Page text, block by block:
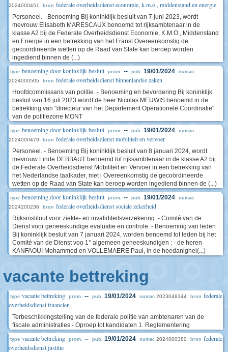
2024000451 bron federale overheidsdienst economie, k.m.o., middenstand en energie
Personeel. - Benoeming Bij koninklijk besluit van 7 juni 2023, wordt
mevrouw Elisabeth MARESCAUX benoemd tot rijksambtenaar in de
klasse A2 bij de Federale Overheidsdienst Economie, K.M.O., Middenstand
en Energie in een betrekking van het Franst Overeenkomstig de
gecoördineerde wetten op de Raad van State kan beroep worden
ingediend binnen de (...)
type benoeming door koninklijk besluit prom. -- pub. 19/01/2024 numac
2024000505 bron federale overheidsdienst binnenlandse zaken
Hoofdcommissaris van politie. - Benoeming en bevordering Bij koninklijk
besluit van 16 juli 2023 wordt de heer Nicolas MEUWIS benoemd in de
betrekking van "directeur van het Departement Operationele Coördinatie"
van de politiezone MONT
type benoeming door koninklijk besluit prom. -- pub. 19/01/2024 numac
2024000479 bron federale overheidsdienst mobiliteit en vervoer
Personeel. - Benoeming Bij koninklijk besluit van 8 januari 2024, wordt
mevrouw Linde DEBBAUT benoemd tot rijksambtenaar in de klasse A2 bij
de Federale Overheidsdienst Mobiliteit en Vervoer in een betrekking van
het Nederlandse taalkader, met i Overeenkomstig de gecoördineerde
wetten op de Raad van State kan beroep worden ingediend binnen de (...)
type benoeming door koninklijk besluit prom. -- pub. 19/01/2024 numac
2024200236 bron federale overheidsdienst sociale zekerheid
Rijksinstituut voor ziekte- en invaliditeitsverzekering. - Comité van de
Dienst voor geneeskundige evaluatie en controle. - Benoeming van leden
Bij koninklijk besluit van 7 januari 2024, worden benoemd tot leden bij het
Comité van de Dienst voo 1° algemeen geneeskundigen : - de heren
KANFAOUI Mohammed en VOLLEMAERE Paul, in de hoedanighei(...)
vacante bettreking
type vacante bettreking prom. -- pub. 19/01/2024 numac 2023048344 bron federale
overheidsdienst financien
Terbeschikkingstelling van de federale politie van ambtenaren van de
fiscale administraties - Oproep tot kandidaten 1. Reglementering
type vacante bettreking prom. -- pub. 19/01/2024 numac 2024000380 bron federale
overheidsdienst justitie